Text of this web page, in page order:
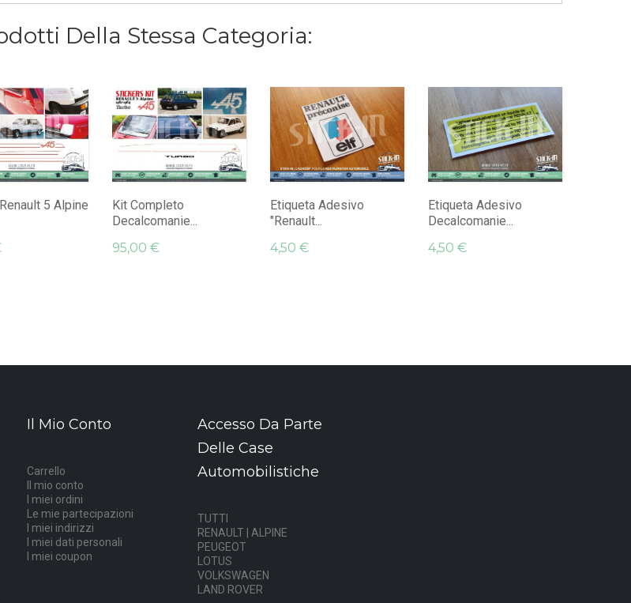
Della Stessa Categoria:
5 Alpine
Kit Completo
Decalcomanie...
95,00 €
Etiqueta Adesivo
"Renault...
4,50 €
Etiqueta Adesivo
Decalcomanie...
4,50 €
Il Mio Conto
Carrello
Il mio conto
I miei ordini
Le mie partecipazioni
I miei indirizzi
I miei dati personali
I miei coupon
Accesso Da Parte
Delle Case
Automobilistiche
TUTTI
RENAULT | ALPINE
PEUGEOT
LOTUS
VOLKSWAGEN
LAND ROVER